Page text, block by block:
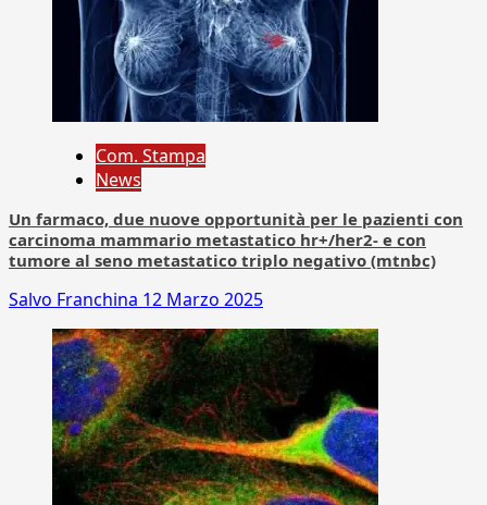
Com. Stampa
News
Un farmaco, due nuove opportunità per le pazienti con
carcinoma mammario metastatico hr+/her2- e con
tumore al seno metastatico triplo negativo (mtnbc)
Salvo Franchina 12 Marzo 2025